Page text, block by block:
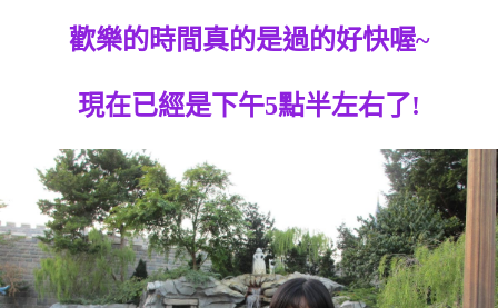
歡樂的時間真的是過的好快喔~
現在已經是下午5點半左右了!